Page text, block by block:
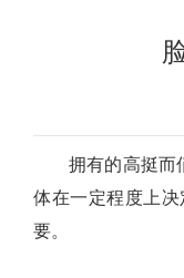
拥有的高挺而俏
体在一定程度上
要。